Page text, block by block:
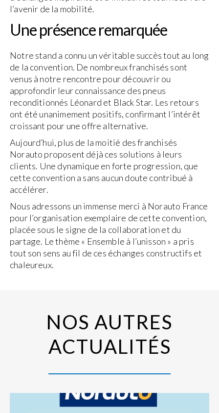
l’avenir de la mobilité.
Une présence remarquée
Notre stand a connu un véritable succès tout au long
de la convention. De nombreux franchisés sont
venus à notre rencontre pour découvrir ou
approfondir leur connaissance des pneus
reconditionnés Léonard et Black Star. Les retours
ont été unanimement positifs, confirmant l’intérêt
croissant pour une offre alternative.
Aujourd’hui, plus de la moitié des franchisés
Norauto proposent déjà ces solutions à leurs
clients. Une dynamique en forte progression, que
cette convention a sans aucun doute contribué à
accélérer.
Nous adressons un immense merci à Norauto France
pour l’organisation exemplaire de cette convention,
placée sous le signe de la collaboration et du
partage. Le thème « Ensemble à l’unisson » a pris
tout son sens au fil de ces échanges constructifs et
chaleureux.
NOS AUTRES
ACTUALITÉS